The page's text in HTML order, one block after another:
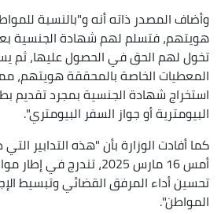
وأضاف المصدر ذاته أنه و"بالنسبة
هويتهم، فتسلم لهم شهادة الجنسية بعد
تخول لهم الحق في الحصول عليها، ثم
المعطيات الخاصة بالمحققة هويتهم،
استخراج شهادة الجنسية بمجرد تقديم
البيومترية أو جواز السفر البيومتري".
كما أفادت الوزارة بأن "هذه التدابير
أمس 16 مارس 2025، تندرج في
تحسين أداء المرفق القضائي وتبسيط
المواطن".